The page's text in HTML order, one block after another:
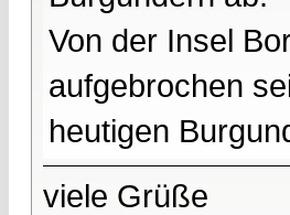
Von der Insel
aufgebrochen
heutigen
viele Grüße